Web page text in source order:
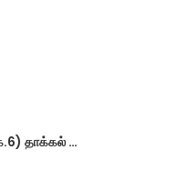
தாக்​கல் …